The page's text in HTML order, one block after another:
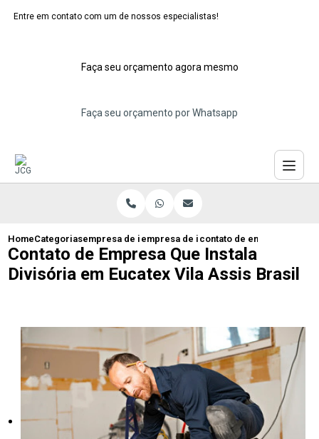
Entre em contato com um de nossos especialistas!
Faça seu orçamento agora mesmo
Faça seu orçamento por Whatsapp
HomeCategoriasempresa de instalacao de eucatex
empresa de instalacao de divisorias
contato de empresa que
Contato de Empresa Que Instala
Divisória em Eucatex Vila Assis Brasil